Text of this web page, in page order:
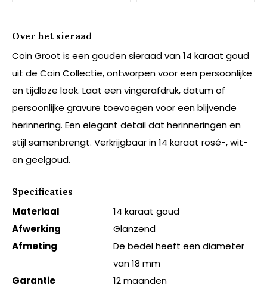
Over het sieraad
Coin Groot is een gouden sieraad van 14 karaat goud
uit de Coin Collectie, ontworpen voor een persoonlijke
en tijdloze look. Laat een vingerafdruk, datum of
persoonlijke gravure toevoegen voor een blijvende
herinnering. Een elegant detail dat herinneringen en
stijl samenbrengt. Verkrijgbaar in 14 karaat rosé-, wit-
en geelgoud.
Specificaties
Materiaal
14 karaat goud
Afwerking
Glanzend
Afmeting
De bedel heeft een diameter
van 18 mm
Garantie
12 maanden